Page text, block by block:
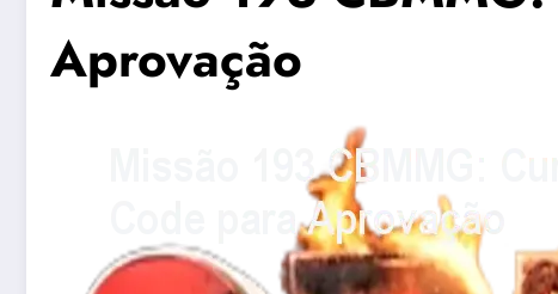
Aprovação